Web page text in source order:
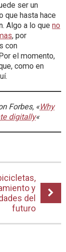
ser un
que hasta hace
Algo a lo que no
, por
con
el momento,
como en
Forbes, «Why
digitally«
y
del
futuro